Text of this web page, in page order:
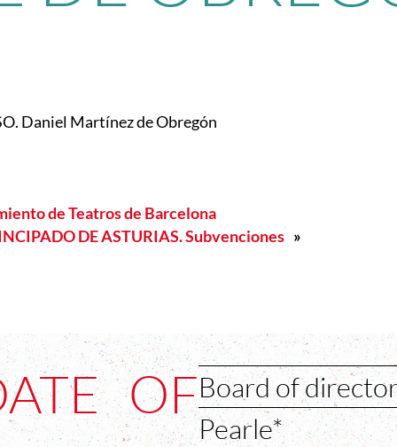
Daniel Martínez de Obregón
de Teatros de Barcelona
DE ASTURIAS. Subvenciones »
OFBoard of
Pearle*